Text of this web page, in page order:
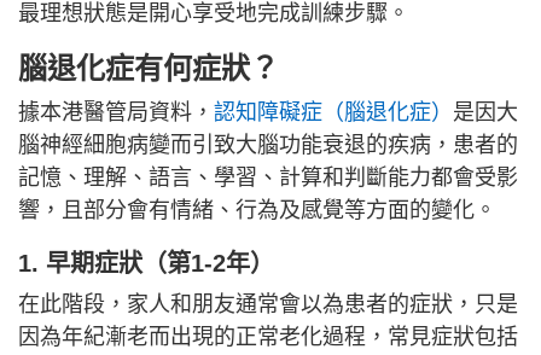
最理想狀態是開心享受地完成訓練步驟。
腦退化症有何症狀？
據本港醫管局資料， 認知障礙症（腦退化症） 是因大
腦神經細胞病變而引致大腦功能衰退的疾病，患者的
記憶、理解、語言、學習、計算和判斷能力都會受影
響，且部分會有情緒、行為及感覺等方面的變化。
1. 早期症狀（第1-2年）
在此階段，家人和朋友通常會以為患者的症狀，只是
因為年紀漸老而出現的正常老化過程，常見症狀包括